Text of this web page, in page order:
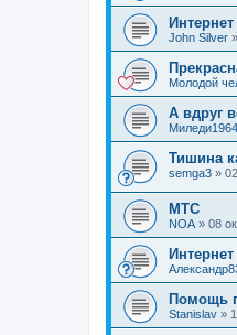
John Silver »
Молодой
А вдруг
Миледи1964
Тишина
semga3 »
МТС
NOA» 08
Помощь
Stanislav »